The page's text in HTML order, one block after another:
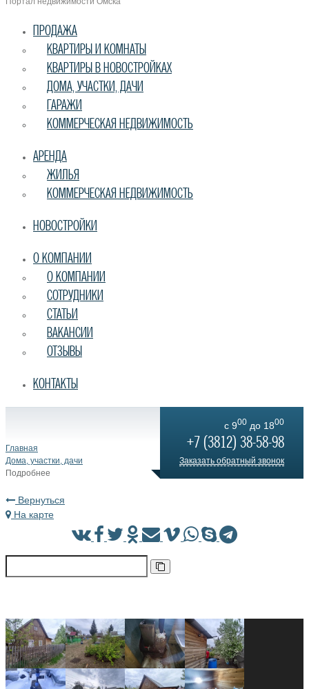
ПРОДАЖА
КВАРТИРЫ И КОМНАТЫ
КВАРТИРЫ В НОВОСТРОЙКАХ
ДОМА, УЧАСТКИ, ДАЧИ
ГАРАЖИ
КОММЕРЧЕСКАЯ НЕДВИЖИМОСТЬ
АРЕНДА
ЖИЛЬЯ
КОММЕРЧЕСКАЯ НЕДВИЖИМОСТЬ
НОВОСТРОЙКИ
О КОМПАНИИ
О КОМПАНИИ
СОТРУДНИКИ
СТАТЬИ
ВАКАНСИИ
ОТЗЫВЫ
КОНТАКТЫ
c 900 до 1800
+7 (3812) 38-58-98
Заказать обратный звонок
Главная
Дома, участки, дачи
Подробнее
Вернуться
На карте